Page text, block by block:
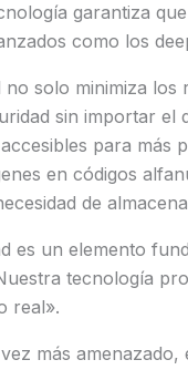
garantiza
como los
no solo minimiza
sin importar
para más
en códigos
de
es un elemento
tecnología
real».
más